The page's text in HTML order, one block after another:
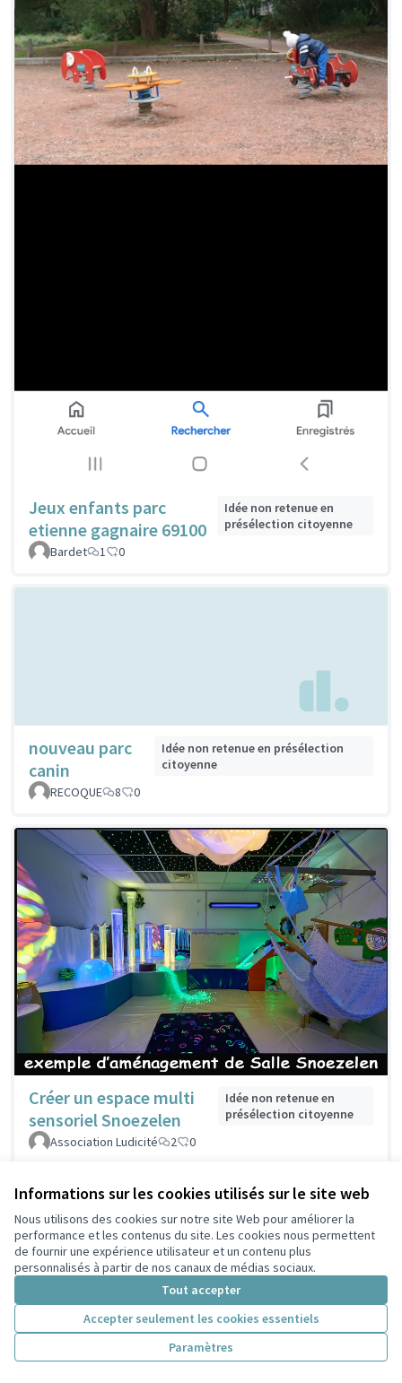
Informations sur les cookies utilisés sur le site web
Nous utilisons des cookies sur notre site Web pour améliorer la
performance et les contenus du site. Les cookies nous permettent
de fournir une expérience utilisateur et un contenu plus
personnalisés à partir de nos canaux de médias sociaux.
Tout accepter
Accepter seulement les cookies essentiels
Paramètres
Jeux enfants parc
etienne gagnaire 69100
Idée non retenue en
présélection citoyenne
Bardet
1 0
nouveau parc
canin
Idée non retenue en présélection
citoyenne
RECOQUE
8 0
Créer un espace multi
sensoriel Snoezelen
Idée non retenue en
présélection citoyenne
Association Ludicité
2 0